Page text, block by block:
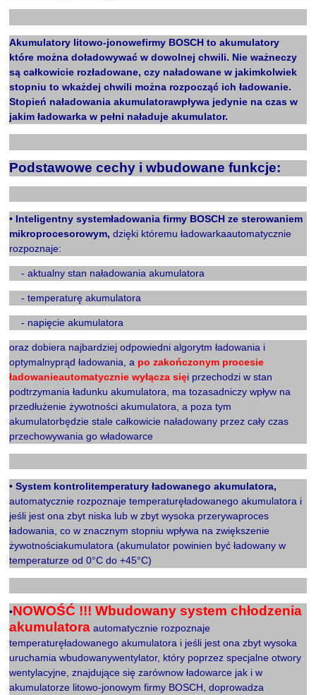
Akumulatory litowo-jonowefirmy BOSCH to akumulatory
które można doładowywać w dowolnej chwili. Nie ważneczy
są całkowicie rozładowane, czy naładowane w jakimkolwiek
stopniu to wkażdej chwili można rozpocząć ich ładowanie.
Stopień naładowania akumulatorawpływa jedynie na czas w
jakim ładowarka w pełni naładuje akumulator.
X
Podstawowe cechy i wbudowane funkcje:
• Inteligentny systemładowania firmy BOSCH ze sterowaniem
mikroprocesorowym,dzięki któremu ładowarkaautomatycznie
rozpoznaje:
Xx- aktualny stan naładowania akumulatora
Xx- temperaturę akumulatora
Xx- napięcie akumulatora
oraz dobiera najbardziej odpowiedni algorytm ładowania i
optymalnyprąd ładowania, a po zakończonym procesie
ładowanieautomatycznie wyłącza sięi przechodzi w stan
podtrzymania ładunku akumulatora, ma tozasadniczy wpływ na
przedłużenie żywotności akumulatora, a poza tym
akumulatorbędzie stale całkowicie naładowany przez cały czas
przechowywania go władowarce
• System kontrolitemperatury ładowanego akumulatora,
automatycznie rozpoznaje temperaturęładowanego akumulatora i
jeśli jest ona zbyt niska lub w zbyt wysoka przerywaproces
ładowania, co w znacznym stopniu wpływa na zwiększenie
żywotnościakumulatora (akumulator powinien być ładowany w
temperaturze od 0°C do +45°C)
•NOWOŚĆ !!! Wbudowany system chłodzenia
akumulatora automatycznie rozpoznaje
temperaturęładowanego akumulatora i jeśli jest ona zbyt wysoka
uruchamia wbudowanywentylator, który poprzez specjalne otwory
wentylacyjne, znajdujące się zarównow ładowarce jak i w
akumulatorze litowo-jonowym firmy BOSCH, doprowadza